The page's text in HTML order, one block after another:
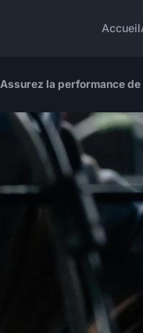
Accueil
Assurez la performance